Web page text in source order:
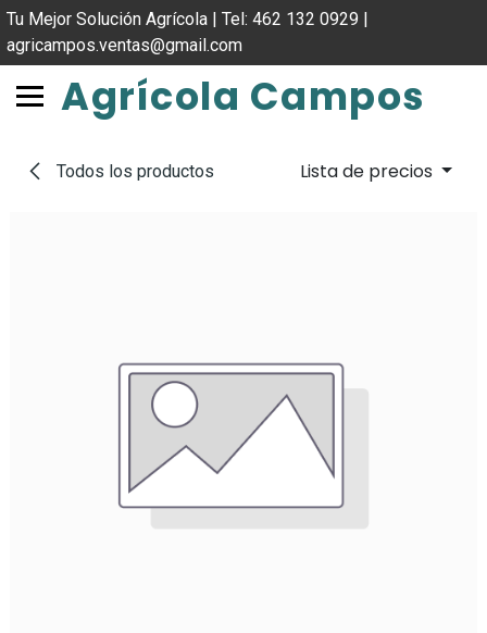
Tu Mejor Solución Agrícola | Tel: 462 132 0929 |
agricampos.ventas@gmail.com
Agrícola Campos
Todos los productos Lista de precios